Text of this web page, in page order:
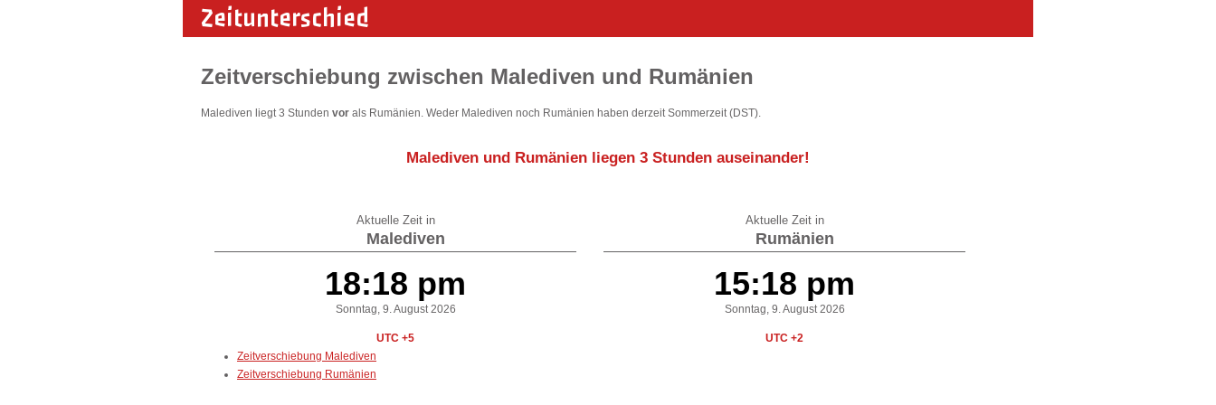
Zeitunterschied
Zeitverschiebung zwischen Malediven und Rumänien
Malediven liegt 3 Stunden vor als Rumänien. Weder Malediven noch Rumänien haben derzeit Sommerzeit (DST).
Malediven und Rumänien liegen 3 Stunden auseinander!
Aktuelle Zeit in
Malediven
18:18 pm
Sonntag, 9. August 2026
UTC +5
Aktuelle Zeit in
Rumänien
15:18 pm
Sonntag, 9. August 2026
UTC +2
Zeitverschiebung Malediven
Zeitverschiebung Rumänien